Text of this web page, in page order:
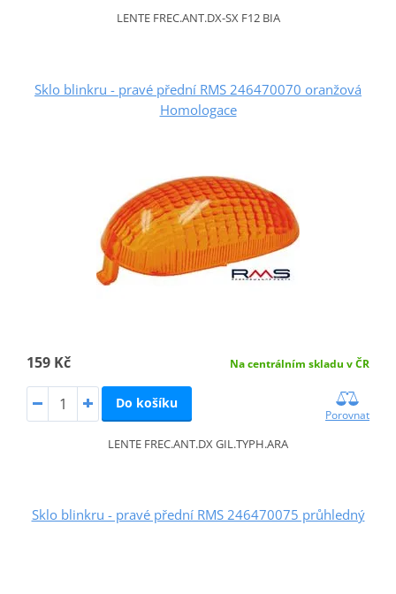
LENTE FREC.ANT.DX-SX F12 BIA
Sklo blinkru - pravé přední RMS 246470070 oranžová
Homologace
159 Kč Na centrálním skladu v ČR
Do košíku
Porovnat
LENTE FREC.ANT.DX GIL.TYPH.ARA
Sklo blinkru - pravé přední RMS 246470075 průhledný